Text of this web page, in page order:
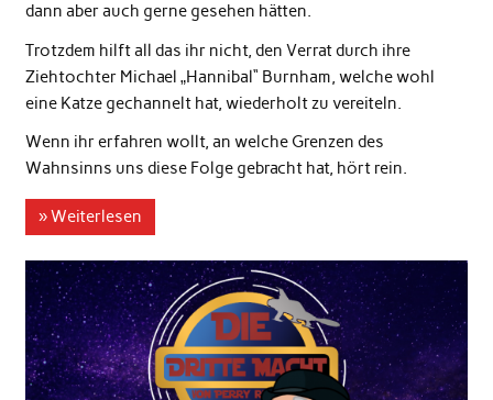
dann aber auch gerne gesehen hätten.
Trotzdem hilft all das ihr nicht, den Verrat durch ihre
Ziehtochter Michael „Hannibal“ Burnham, welche wohl
eine Katze gechannelt hat, wiederholt zu vereiteln.
Wenn ihr erfahren wollt, an welche Grenzen des
Wahnsinns uns diese Folge gebracht hat, hört rein.
» Weiterlesen